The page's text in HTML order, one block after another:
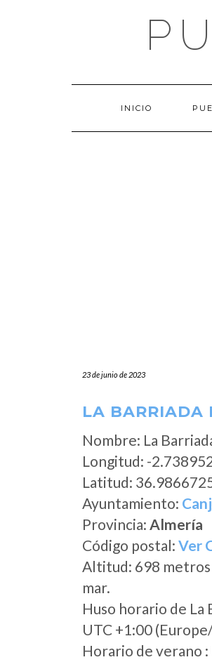
INICIO
23 de junio de 2023
LA BARRIADA
Nombre: La
Longitud: -
Latitud:
Ayuntamiento:
Provincia: Almería
Código postal: Ver
Altitud: 698
mar.
Huso horario de La
UTC +1:00
Horario de verano :